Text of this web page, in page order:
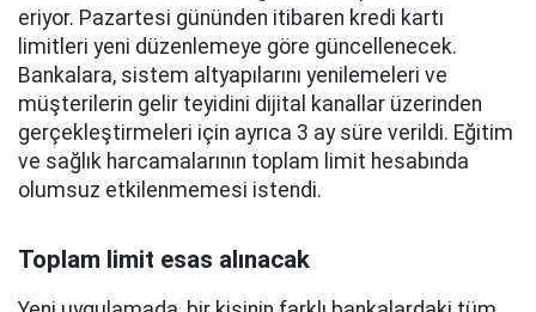
eriyor. Pazartesi gününden itibaren kredi kartı
limitleri yeni düzenlemeye göre güncellenecek.
Bankalara, sistem altyapılarını yenilemeleri ve
müşterilerin gelir teyidini dijital kanallar üzerinden
gerçekleştirmeleri için ayrıca 3 ay süre verildi. Eğitim
ve sağlık harcamalarının toplam limit hesabında
olumsuz etkilenmemesi istendi.
Toplam limit esas alınacak